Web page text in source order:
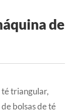
de
té triangular,
bolsas de té